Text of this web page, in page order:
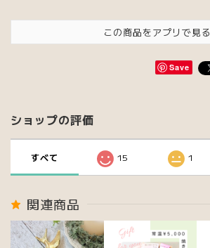
この商品をアプリで見る
Save
ショップの評価
すべて 15 1
関連商品